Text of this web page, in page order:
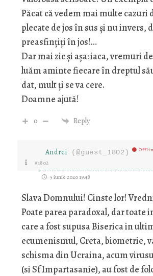
Păcat că vedem mai multe cazuri
plecate de jos în sus și nu invers,
preasfințiți în jos!…
Dar mai zic și așa: iaca, vremuri
luăm aminte fiecare în dreptul
dat, mult ți se va cere.
Doamne ajută!
0 Reply
Andrei (@guest_1802)
#1802
5 iunie 2020 19:48
Slava Domnului! Cinste lor!
Poate parea paradoxal, dar toate
care a fost supusa Biserica in
ecumenismul, Creta, biometrie,
schisma din Ucraina, acum
(si Sf Impartasanie), au fost de